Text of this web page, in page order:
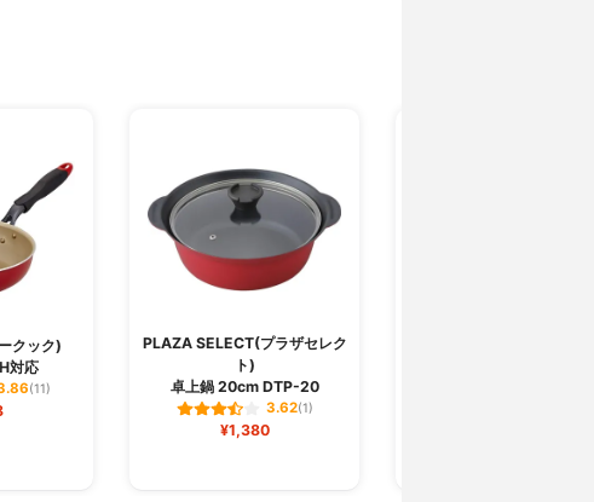
クック)
対応
(11)
PLAZA SELECT(プラザセレク
ト)
卓上鍋 20cm DTP-20
3.62(1)
¥1,380